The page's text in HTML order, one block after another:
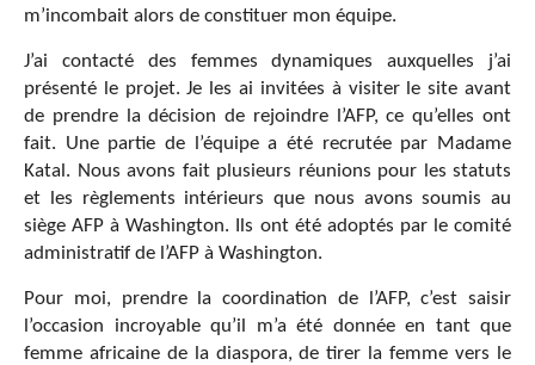
m’incombait alors de constituer mon équipe.
J’ai contacté des femmes dynamiques auxquelles j’ai
présenté le projet. Je les ai invitées à visiter le site avant
de prendre la décision de rejoindre l’AFP, ce qu’elles ont
fait. Une partie de l’équipe a été recrutée par Madame
Katal. Nous avons fait plusieurs réunions pour les statuts
et les règlements intérieurs que nous avons soumis au
siège AFP à Washington. Ils ont été adoptés par le comité
administratif de l’AFP à Washington.
Pour moi, prendre la coordination de l’AFP, c’est saisir
l’occasion incroyable qu’il m’a été donnée en tant que
femme africaine de la diaspora, de tirer la femme vers le